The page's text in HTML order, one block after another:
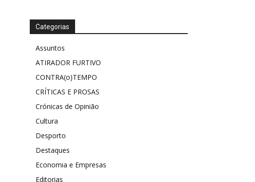
Categorias
Assuntos
ATIRADOR FURTIVO
CONTRA(o)TEMPO
CRÍTICAS E PROSAS
Crónicas de Opinião
Cultura
Desporto
Destaques
Economia e Empresas
Editorias